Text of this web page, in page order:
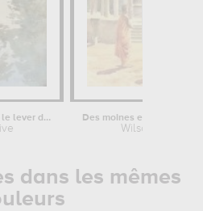
Backwaters - avant le lever du soleil
Wilson Clive
dans les mêmes